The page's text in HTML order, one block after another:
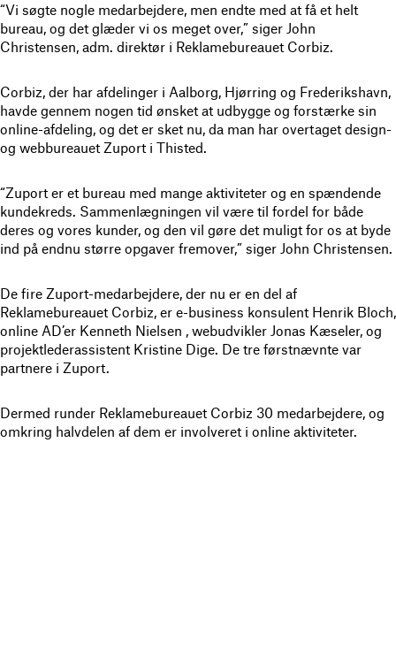
“Vi søgte nogle medarbejdere, men endte med at få et helt
bureau, og det glæder vi os meget over,” siger John
Christensen, adm. direktør i Reklamebureauet Corbiz.
Corbiz, der har afdelinger i Aalborg, Hjørring og Frederikshavn,
havde gennem nogen tid ønsket at udbygge og forstærke sin
online-afdeling, og det er sket nu, da man har overtaget design-
og webbureauet Zuport i Thisted.
“Zuport er et bureau med mange aktiviteter og en spændende
kundekreds. Sammenlægningen vil være til fordel for både
deres og vores kunder, og den vil gøre det muligt for os at byde
ind på endnu større opgaver fremover,” siger John Christensen.
De fire Zuport-medarbejdere, der nu er en del af
Reklamebureauet Corbiz, er e-business konsulent Henrik Bloch,
online AD’er Kenneth Nielsen , webudvikler Jonas Kæseler, og
projektlederassistent Kristine Dige. De tre førstnævnte var
partnere i Zuport.
Dermed runder Reklamebureauet Corbiz 30 medarbejdere, og
omkring halvdelen af dem er involveret i online aktiviteter.